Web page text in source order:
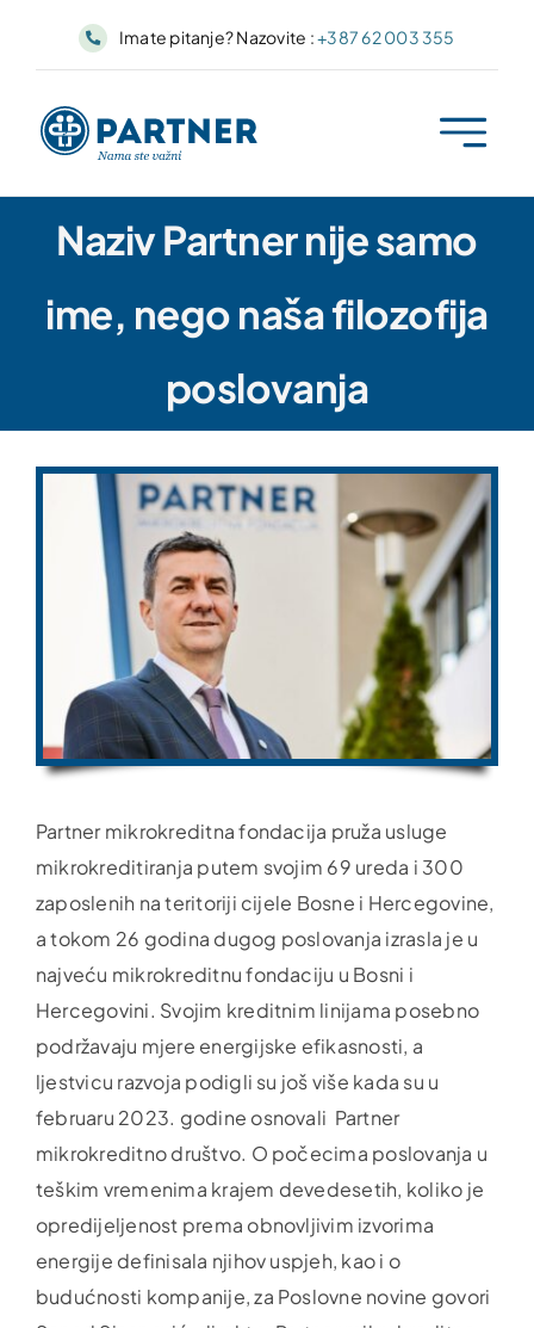
Imate pitanje? Nazovite :+387 62 003 355
Naziv Partner nije samo
ime, nego naša filozofija
poslovanja
Partner mikrokreditna fondacija pruža usluge
mikrokreditiranja putem svojim 69 ureda i 300
zaposlenih na teritoriji cijele Bosne i Hercegovine,
a tokom 26 godina dugog poslovanja izrasla je u
najveću mikrokreditnu fondaciju u Bosni i
Hercegovini. Svojim kreditnim linijama posebno
podržavaju mjere energijske efikasnosti, a
ljestvicu razvoja podigli su još više kada su u
februaru 2023. godine osnovali Partner
mikrokreditno društvo. O počecima poslovanja u
teškim vremenima krajem devedesetih, koliko je
opredijeljenost prema obnovljivim izvorima
energije definisala njihov uspjeh, kao i o
budućnosti kompanije, za Poslovne novine govori